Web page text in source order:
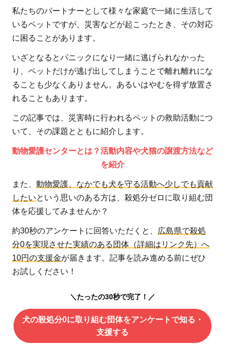
私たちのパートナーとして様々な家庭で一緒に生活して
いるペットですが、災害などが起こったとき、その対応
に困ることがあります。
いざとなるとパニックになり一緒に逃げられなかった
り、ペットだけが逃げ出してしまうことで離れ離れにな
ることも少なくありません。あるいはやむを得ず放置さ
れることもあります。
この記事では、災害時に行われるペットの救助活動につ
いて、その課題とともに紹介します。
動物愛護センターとは？活動内容や犬猫の譲渡方法など
を紹介
また、 動物愛護、なかでも犬を守る活動へ少しでも貢献
したいという思いのある方は、殺処分ゼロに取り組む団
体を応援してみませんか？
約30秒のアンケートに回答いただくと、
広島県で殺処
分0を実現させた実績のある団体（詳細はリンク先）へ
10円の支援金が届きます。記事を読み進める前にぜひ
お試しください！
＼たったの30秒で完了！／
犬の殺処分0に取り組む団体をアンケートで知る・
支援する